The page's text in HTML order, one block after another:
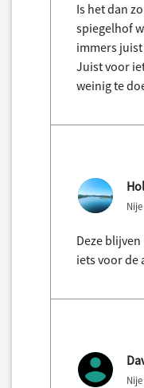
Is het dan
spiegelhof
immers
Juist voor
weinig te
Deze
iets voor de